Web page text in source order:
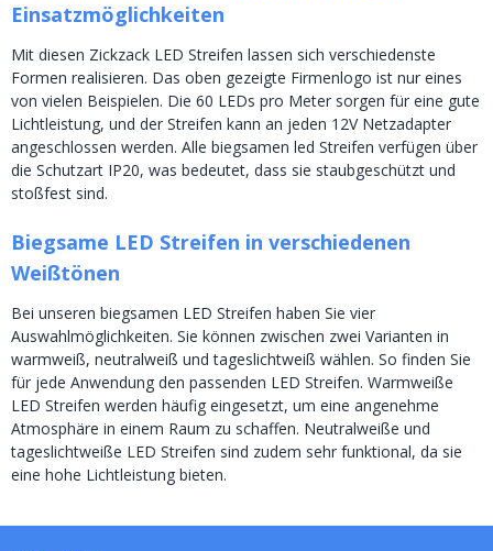
Einsatzmöglichkeiten
Mit diesen Zickzack LED Streifen lassen sich verschiedenste
Formen realisieren. Das oben gezeigte Firmenlogo ist nur eines
von vielen Beispielen. Die 60 LEDs pro Meter sorgen für eine gute
Lichtleistung, und der Streifen kann an jeden 12V Netzadapter
angeschlossen werden. Alle biegsamen led Streifen verfügen über
die Schutzart IP20, was bedeutet, dass sie staubgeschützt und
stoßfest sind.
Biegsame LED Streifen in verschiedenen
Weißtönen
Bei unseren biegsamen LED Streifen haben Sie vier
Auswahlmöglichkeiten. Sie können zwischen zwei Varianten in
warmweiß, neutralweiß und tageslichtweiß wählen. So finden Sie
für jede Anwendung den passenden LED Streifen. Warmweiße
LED Streifen werden häufig eingesetzt, um eine angenehme
Atmosphäre in einem Raum zu schaffen. Neutralweiße und
tageslichtweiße LED Streifen sind zudem sehr funktional, da sie
eine hohe Lichtleistung bieten.